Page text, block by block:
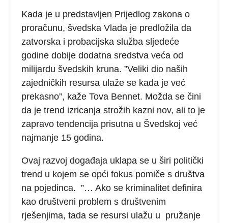
Kada je u predstavljen Prijedlog zakona o
proračunu, švedska Vlada je predložila da
zatvorska i probacijska služba sljedeće
godine dobije dodatna sredstva veća od
milijardu švedskih kruna. ”Veliki dio naših
zajedničkih resursa ulaže se kada je već
prekasno”, kaže Tova Bennet. Možda se čini
da je trend izricanja strožih kazni nov, ali to je
zapravo tendencija prisutna u Švedskoj već
najmanje 15 godina.
Ovaj razvoj događaja uklapa se u širi politički
trend u kojem se opći fokus pomiče s društva
na pojedinca. ”… Ako se kriminalitet definira
kao društveni problem s društvenim
rješenjima, tada se resursi ulažu u pružanje